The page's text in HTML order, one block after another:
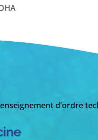
d’ordre